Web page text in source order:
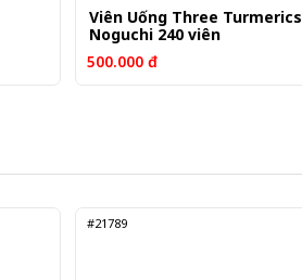
Viên Uống Three Turmerics
Noguchi 240 viên
500.000 đ
#21789